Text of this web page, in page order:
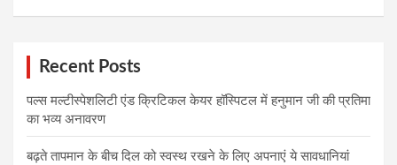
Recent Posts
पल्स मल्टीस्पेशलिटी एंड क्रिटिकल केयर हॉस्पिटल में हनुमान जी की प्रतिमा
का भव्य अनावरण
बढ़ते तापमान के बीच दिल को स्वस्थ रखने के लिए अपनाएं ये सावधानियां